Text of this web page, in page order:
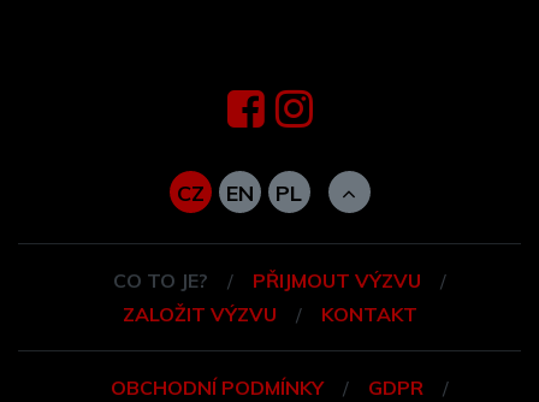
CZ EN PL
CO TO JE?
PŘIJMOUT VÝZVU
ZALOŽIT VÝZVU
KONTAKT
OBCHODNÍ PODMÍNKY GDPR